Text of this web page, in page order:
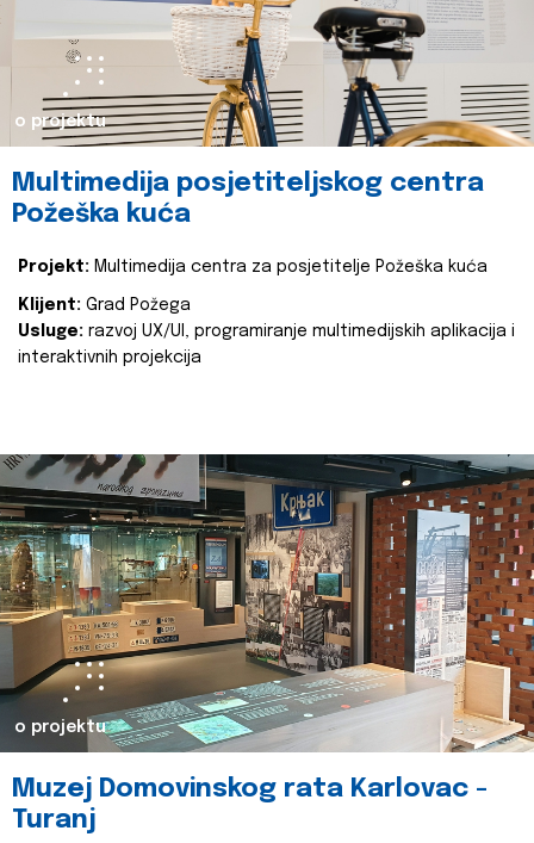
o projektu
Multimedija posjetiteljskog centra
Požeška kuća
Projekt: Multimedija centra za posjetitelje Požeška kuća
Klijent: Grad Požega
Usluge: razvoj UX/UI, programiranje multimedijskih aplikacija i
interaktivnih projekcija
o projektu
Muzej Domovinskog rata Karlovac -
Turanj